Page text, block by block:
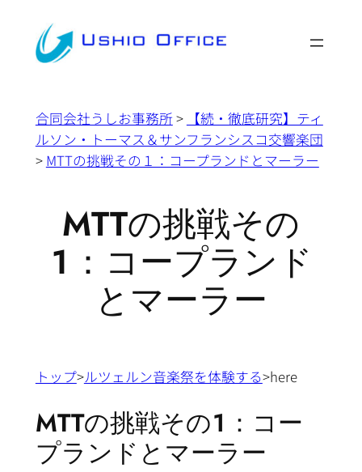
合同会社うしお事務所 >
【続・徹底研究】ティ
ルソン・トーマス＆サンフランシスコ交響楽団
> MTTの挑戦その１：コープランドとマーラー
MTTの挑戦その
１：コープランド
とマーラー
トップ>ルツェルン音楽祭を体験する>here
MTTの挑戦その１：コー
プランドとマーラー